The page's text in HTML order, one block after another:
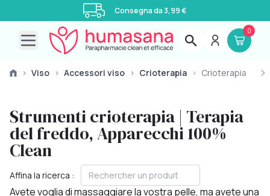
Consegna da 3,99 €
Open main menu
0
› Viso › Accessori viso › Crioterapia › Crioterapia
Strumenti crioterapia | Terapia
del freddo, Apparecchi 100%
Clean
Affina la ricerca :
Avete voglia di massaggiare la vostra pelle, ma avete una